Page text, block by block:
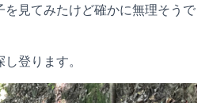
を見てみたけど確かに無理そうで
登ります。